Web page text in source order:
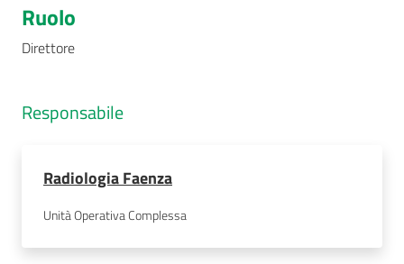
dei
Servizi
Dedicato
Ruolo
Direttore
Responsabile
Radiologia Faenza
Unità Operativa Complessa